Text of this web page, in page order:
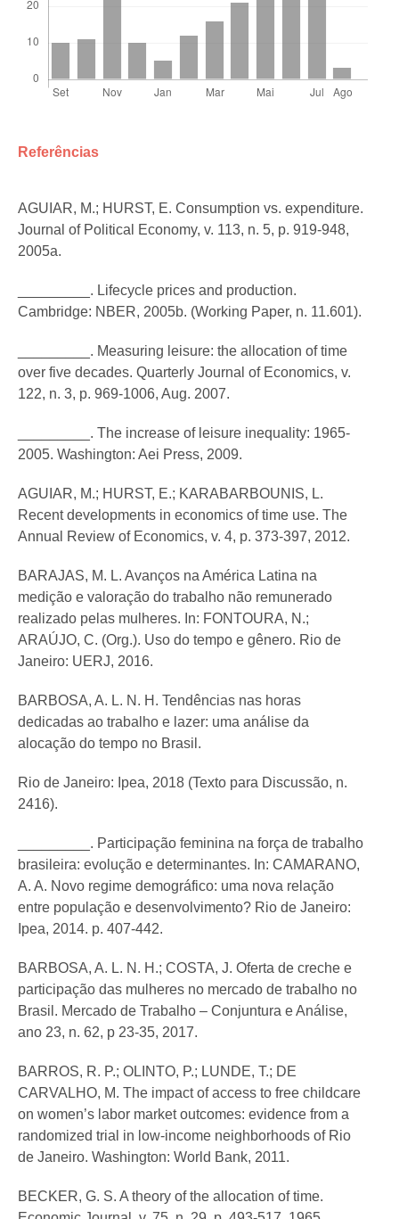
Referências
AGUIAR, M.; HURST, E. Consumption vs. expenditure.
Journal of Political Economy, v. 113, n. 5, p. 919-948,
2005a.
_________. Lifecycle prices and production.
Cambridge: NBER, 2005b. (Working Paper, n. 11.601).
_________. Measuring leisure: the allocation of time
over five decades. Quarterly Journal of Economics, v.
122, n. 3, p. 969-1006, Aug. 2007.
_________. The increase of leisure inequality: 1965-
2005. Washington: Aei Press, 2009.
AGUIAR, M.; HURST, E.; KARABARBOUNIS, L.
Recent developments in economics of time use. The
Annual Review of Economics, v. 4, p. 373-397, 2012.
BARAJAS, M. L. Avanços na América Latina na
medição e valoração do trabalho não remunerado
realizado pelas mulheres. In: FONTOURA, N.;
ARAÚJO, C. (Org.). Uso do tempo e gênero. Rio de
Janeiro: UERJ, 2016.
BARBOSA, A. L. N. H. Tendências nas horas
dedicadas ao trabalho e lazer: uma análise da
alocação do tempo no Brasil.
Rio de Janeiro: Ipea, 2018 (Texto para Discussão, n.
2416).
_________. Participação feminina na força de trabalho
brasileira: evolução e determinantes. In: CAMARANO,
A. A. Novo regime demográfico: uma nova relação
entre população e desenvolvimento? Rio de Janeiro:
Ipea, 2014. p. 407-442.
BARBOSA, A. L. N. H.; COSTA, J. Oferta de creche e
participação das mulheres no mercado de trabalho no
Brasil. Mercado de Trabalho – Conjuntura e Análise,
ano 23, n. 62, p 23-35, 2017.
BARROS, R. P.; OLINTO, P.; LUNDE, T.; DE
CARVALHO, M. The impact of access to free childcare
on women’s labor market outcomes: evidence from a
randomized trial in low-income neighborhoods of Rio
de Janeiro. Washington: World Bank, 2011.
BECKER, G. S. A theory of the allocation of time.